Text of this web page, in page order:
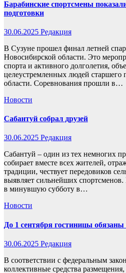
Барабинские спортсмены
подготовки
30.06.2025 Редакция
В Сузуне прошел финал летней
Новосибирской области. Это
спорта и активного долголетия,
целеустремленных людей старшего
области. Соревнования прошли в…
Новости
Сабантуй собрал друзей
30.06.2025 Редакция
Сабантуй – один из тех немногих
собирает вместе всех жителей,
традиции, чествует передовиков
выявляет сильнейших
в минувшую субботу в…
Новости
До 1 сентября гостиницы
30.06.2025 Редакция
В соответствии с федеральным
коллективные средства